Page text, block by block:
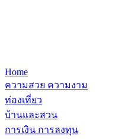
Home
ความสวย ความงาม
ท่องเที่ยว
บ้านและสวน
การเงิน การลงทุน